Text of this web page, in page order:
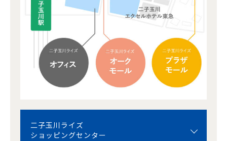
二子玉川ライズ
ショッピングセンター